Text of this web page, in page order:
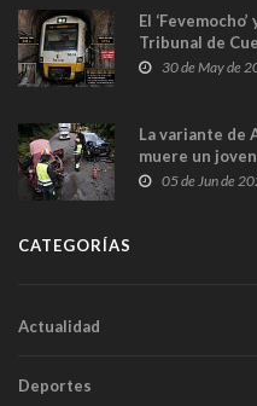
El
Tribunal de
sobrecoste de
30 de May de
La variante de
muere un
frontal
05 de Jun de
CATEGORÍAS
Actualidad
Deportes